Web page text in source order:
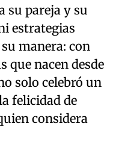
su pareja y su
estrategias
manera: con
que nacen desde
solo celebró un
felicidad de
considera